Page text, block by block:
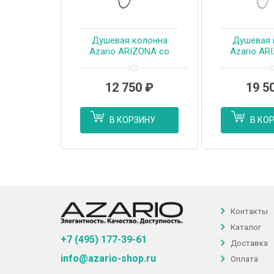
Душевая колонна
Azario ARIZONA со
ванны, с поворотным
изливом,
прямоугольная,
черный (AZ-20BS)
12 750₽
В КОРЗИНУ
Душевая
Azario
ванны, с
изливом,
(AZ-
19
В
+7 (495) 177-39-61
info@azario-shop.ru
Контакты
Каталог
Доставка
Оплата